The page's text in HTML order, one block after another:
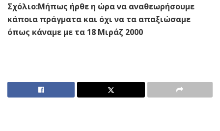
Σχόλιο:Μήπως ήρθε η ώρα να αναθεωρήσουμε
κάποια πράγματα και όχι να τα απαξιώσαμε
όπως κάναμε με τα 18 Μιράζ 2000